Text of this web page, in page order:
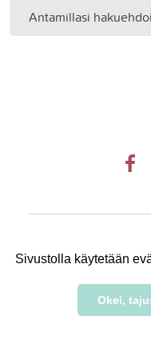
Sivustolla käytetään
Okei,
Antamillasi